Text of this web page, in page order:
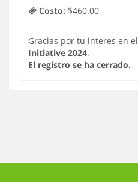
Costo: $460.00
Gracias por tu interes en
Initiative 2024.
El registro se ha cerrado.